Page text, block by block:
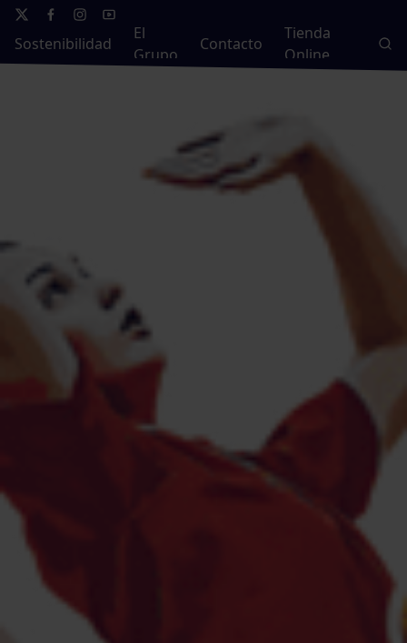
Sostenibilidad
El
Grupo
Contacto
Tienda
Online